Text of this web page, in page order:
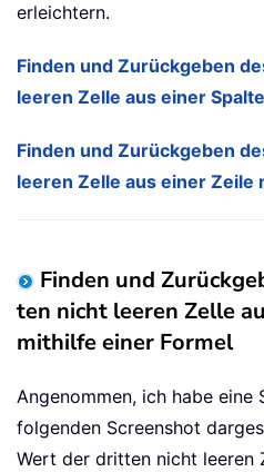
erleichtern.
Finden und Zurückgeben
leeren Zelle aus einer
Finden und Zurückgeben
leeren Zelle aus einer Zeile
Finden und
ten nicht leeren Zelle
mithilfe einer Formel
Angenommen, ich habe
folgenden Screenshot
Wert der dritten nicht leeren